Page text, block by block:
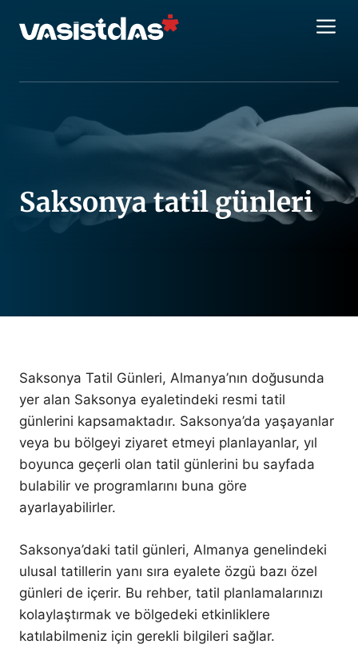
atla
Saksonya tatil günleri
Saksonya Tatil Günleri, Almanya’nın doğusunda
yer alan Saksonya eyaletindeki resmi tatil
günlerini kapsamaktadır. Saksonya’da yaşayanlar
veya bu bölgeyi ziyaret etmeyi planlayanlar, yıl
boyunca geçerli olan tatil günlerini bu sayfada
bulabilir ve programlarını buna göre
ayarlayabilirler.
Saksonya’daki tatil günleri, Almanya genelindeki
ulusal tatillerin yanı sıra eyalete özgü bazı özel
günleri de içerir. Bu rehber, tatil planlamalarınızı
kolaylaştırmak ve bölgedeki etkinliklere
katılabilmeniz için gerekli bilgileri sağlar.